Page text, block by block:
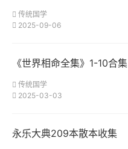
传统国学
2025-09-06
《世界相命全集》1-10合集
传统国学
2025-03-03
永乐大典209本散本收集